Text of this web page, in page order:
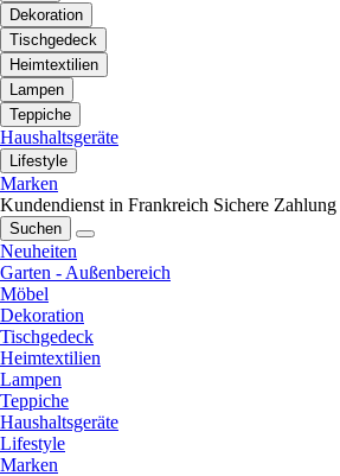
Dekoration
Tischgedeck
Heimtextilien
Lampen
Teppiche
Haushaltsgeräte
Lifestyle
Marken
Kundendienst in Frankreich Sichere Zahlung
Suchen
Neuheiten
Garten - Außenbereich
Möbel
Dekoration
Tischgedeck
Heimtextilien
Lampen
Teppiche
Haushaltsgeräte
Lifestyle
Marken